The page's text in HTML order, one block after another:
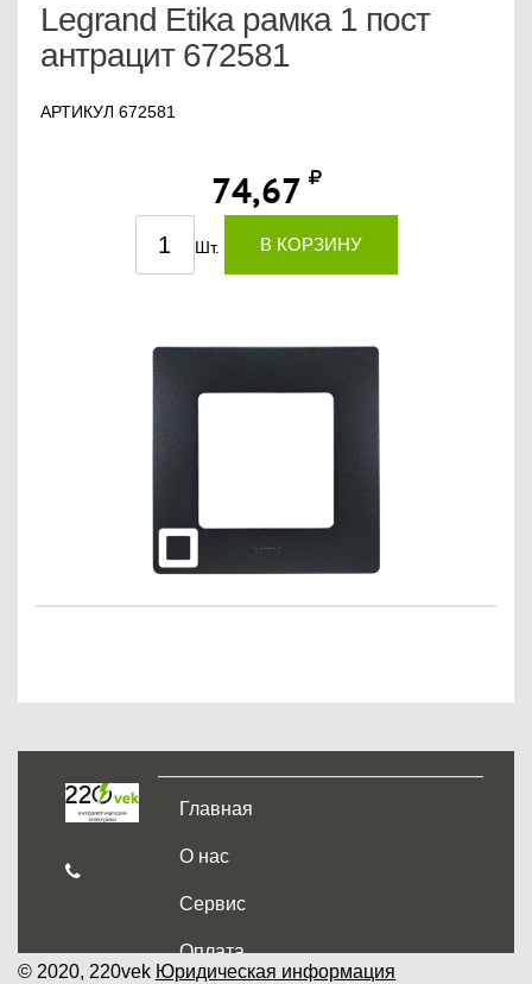
Legrand Etika рамка 1 пост
антрацит 672581
АРТИКУЛ 672581
74,67
Шт. В КОРЗИНУ
Главная
О нас
Сервис
Оплата
© 2020, 220vek Юридическая информация